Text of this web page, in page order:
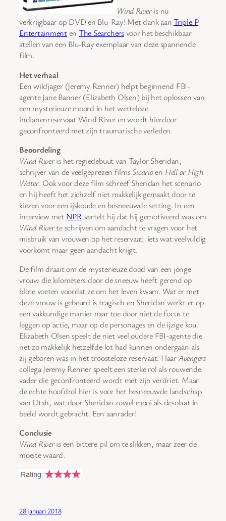
Wind Riveris nu
verkrijgbaar op DVD en Blu-Ray! Met dank aanTriple P
Entertainmenten The Searchersvoor het beschikbaar
stellen van een Blu-Ray exemplaar van deze spannende
film.
Het verhaal
Een wildjager (Jeremy Renner) helpt beginnend FBI-
agente Jane Banner (Elizabeth Olsen) bij het oplossen van
een mysterieuze moord in het wetteloze
indianenreservaat Wind River en wordt hierdoor
geconfronteerd met zijn traumatische verleden.
Beoordeling
Wind Riveris het regiedebuut van Taylor Sheridan,
schrijver van de veelgeprezen filmsSicarioen Hell or High
Water. Ook voor deze film schreef Sheridan het scenario
en hij heeft het zichzelf niet makkelijk gemaakt door te
kiezen voor een ijskoude en besneeuwde setting. In een
interview met NPRvertelt hij dat hij gemotiveerd was om
Wind Riverte schrijven om aandacht te vragen voor het
misbruik van vrouwen op het reservaat, iets wat veelvuldig
voorkomt maar geen aandacht krijgt.
De film draait om de mysterieuze dood van een jonge
vrouw die kilometers door de sneeuw heeft gerend op
blote voeten voordat ze om het leven kwam. Wat er met
deze vrouw is gebeurd is tragisch en Sheridan werkt er op
een vakkundige manier naar toe door niet de focus te
leggen op actie, maar op de personages en de ijzige kou.
Elizabeth Olsen speelt de niet veel oudere FBI-agente die
net zo makkelijk hetzelfde lot had kunnen ondergaan als
zij geboren was in het troosteloze reservaat. HaarAvengers
collega Jeremy Renner speelt een sterke rol als rouwende
vader die geconfronteerd wordt met zijn verdriet. Maar
de echte hoofdrol hier is voor het besneeuwde landschap
van Utah, wat door Sheridan zowel mooi als desolaat in
beeld wordt gebracht. Een aanrader!
Conclusie
Wind Riveris een bittere pil om te slikken, maar zeer de
moeite waard.
28 januari 2018